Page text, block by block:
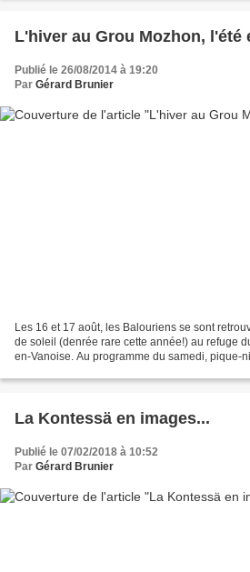
L'hiver au Grou Mozhon, l'été
Publié le 26/08/2014 à 19:20
Par Gérard Brunier
Les 16 et 17 août, les Balouriens se sont
de soleil (denrée rare cette année!) au refuge
en-Vanoise. Au programme du samedi, pique-
La Kontessä en images...
Publié le 07/02/2018 à 10:52
Par Gérard Brunier